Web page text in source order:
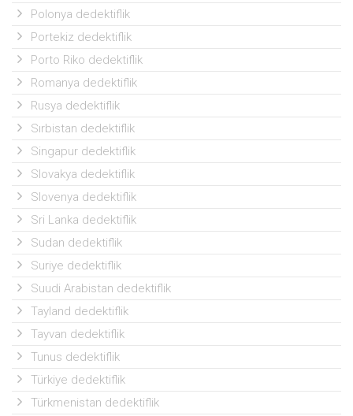
Polonya dedektiflik
Portekiz dedektiflik
Porto Riko dedektiflik
Romanya dedektiflik
Rusya dedektiflik
Sırbistan dedektiflik
Singapur dedektiflik
Slovakya dedektiflik
Slovenya dedektiflik
Sri Lanka dedektiflik
Sudan dedektiflik
Suriye dedektiflik
Suudi Arabistan dedektiflik
Tayland dedektiflik
Tayvan dedektiflik
Tunus dedektiflik
Türkiye dedektiflik
Türkmenistan dedektiflik